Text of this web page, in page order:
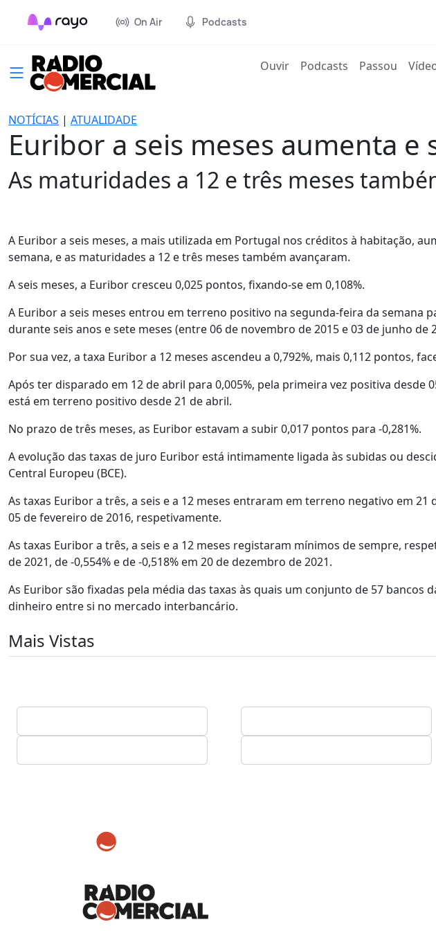
On Air Podcasts
Ouvir(current)
Podcasts Passou
NOTÍCIAS | ATUALIDADE
Euribor a seis meses aumenta
As maturidades a 12 e três meses
A Euribor a seis meses, a mais utilizada em Portugal nos créditos à habitação,
semana, e as maturidades a 12 e três meses também avançaram.
A seis meses, a Euribor cresceu 0,025 pontos, fixando-se em 0,108%.
A Euribor a seis meses entrou em terreno positivo na segunda-feira da semana
durante seis anos e sete meses (entre 06 de novembro de 2015 e 03 de junho de
Por sua vez, a taxa Euribor a 12 meses ascendeu a 0,792%, mais 0,112 pontos,
Após ter disparado em 12 de abril para 0,005%, pela primeira vez positiva desde
está em terreno positivo desde 21 de abril.
No prazo de três meses, as Euribor estavam a subir 0,017 pontos para -0,281%.
A evolução das taxas de juro Euribor está intimamente ligada às subidas ou
Central Europeu (BCE).
As taxas Euribor a três, a seis e a 12 meses entraram em terreno negativo em 21
05 de fevereiro de 2016, respetivamente.
As taxas Euribor a três, a seis e a 12 meses registaram mínimos de sempre,
de 2021, de -0,554% e de -0,518% em 20 de dezembro de 2021.
As Euribor são fixadas pela média das taxas às quais um conjunto de 57 bancos
dinheiro entre si no mercado interbancário.
Mais Vistas